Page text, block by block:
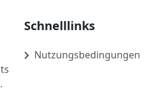
Schnelllinks
Nutzungsbedingungen